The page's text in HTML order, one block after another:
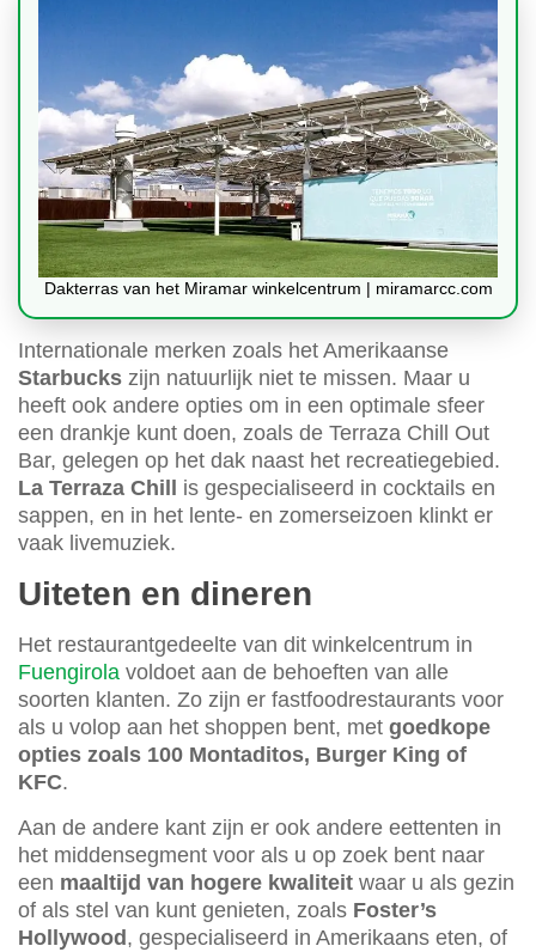
Dakterras van het Miramar winkelcentrum | miramarcc.com
Internationale merken zoals het Amerikaanse
Starbucks zijn natuurlijk niet te missen. Maar u
heeft ook andere opties om in een optimale sfeer
een drankje kunt doen, zoals de Terraza Chill Out
Bar, gelegen op het dak naast het recreatiegebied.
La Terraza Chill
is gespecialiseerd in cocktails en
sappen, en in het lente- en zomerseizoen klinkt er
vaak livemuziek.
Uiteten en dineren
Het restaurantgedeelte van dit winkelcentrum in
Fuengirola voldoet aan de behoeften van alle
soorten klanten. Zo zijn er fastfoodrestaurants voor
als u volop aan het shoppen bent, met goedkope
opties zoals 100 Montaditos, Burger King of
KFC.
Aan de andere kant zijn er ook andere eettenten in
het middensegment voor als u op zoek bent naar
een maaltijd van hogere kwaliteit waar u als gezin
of als stel van kunt genieten, zoals Foster’s
Hollywood , gespecialiseerd in Amerikaans eten, of